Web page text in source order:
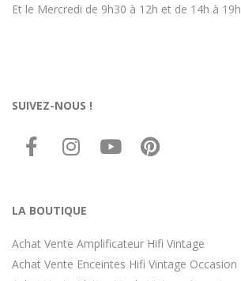
Et le Mercredi de 9h30 à 12h et de 14h à 19h
SUIVEZ-NOUS !
LA BOUTIQUE
Achat Vente Amplificateur Hifi Vintage
Achat Vente Enceintes Hifi Vintage Occasion